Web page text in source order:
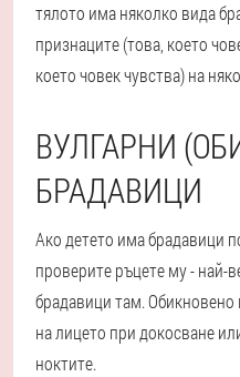
тялото има няколко вида
признаците (това, което
което човек чувства) на
ВУЛГАРНИ
БРАДАВИЦИ
Ако детето има брадавици
проверите ръцете му - най-
брадавици там.
на лицето при докосване
ноктите.